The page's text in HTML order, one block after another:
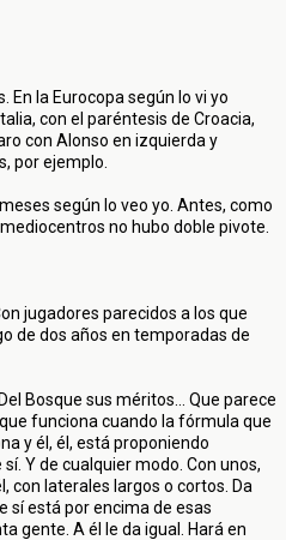
En la Eurocopa según lo vi yo
con el paréntesis de Croacia,
con Alonso en izquierda y
por ejemplo.
según lo veo yo. Antes, como
no hubo doble pivote.
jugadores parecidos a los que
de dos años en temporadas de
Bosque sus méritos... Que parece
funciona cuando la fórmula que
y él, él, está proponiendo
Y de cualquier modo. Con unos,
con laterales largos o cortos. Da
sí está por encima de esas
gente. A él le da igual. Hará en